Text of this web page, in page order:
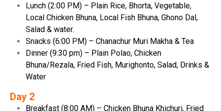
Lunch (2:00 PM) – Plain Rice, Bhorta, Vegetable,
Local Chicken Bhuna, Local Fish Bhuna, Ghono Dal,
Salad & water.
Snacks (6:00 PM) – Chanachur Muri Makha & Tea
Dinner (9:30 pm) – Plain Polao, Chicken
Bhuna/Rezala, Fried Fish, Murighonto, Salad, Drinks &
Water
Day 2
Breakfast (8:00 AM) – Chicken Bhuna Khichuri, Fried